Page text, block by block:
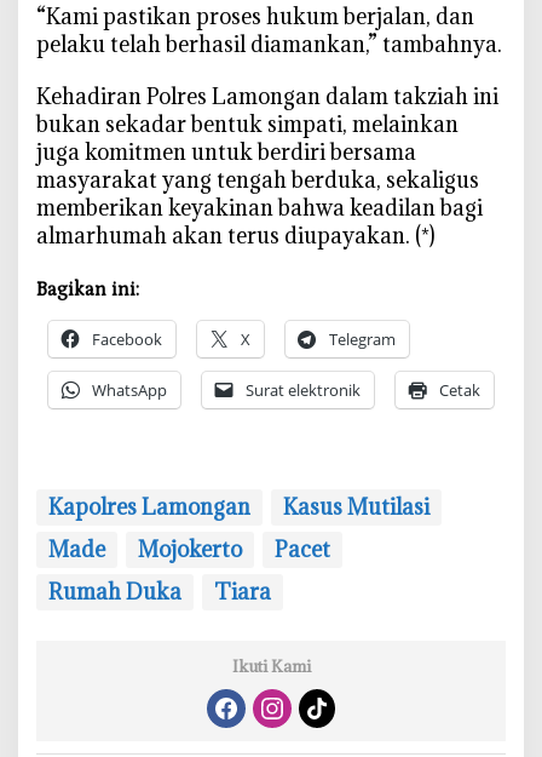
l
a
i
D
i
t
a
n
i
T
u
s
‎“Kami pastikan proses hukum berjalan, dan
pelaku telah berhasil diamankan,” tambahnya.
‎Kehadiran Polres Lamongan dalam takziah ini
bukan sekadar bentuk simpati, melainkan
juga komitmen untuk berdiri bersama
masyarakat yang tengah berduka, sekaligus
memberikan keyakinan bahwa keadilan bagi
almarhumah akan terus diupayakan. (*)
Bagikan ini:
Facebook X Telegram
WhatsApp Surat elektronik Cetak
Kapolres Lamongan
Kasus Mutilasi
Made
Mojokerto
Pacet
Rumah Duka
Tiara
Ikuti Kami